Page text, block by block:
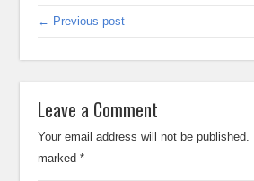
← Previous post
Leave a Comment
Your email address will not be published.
marked*